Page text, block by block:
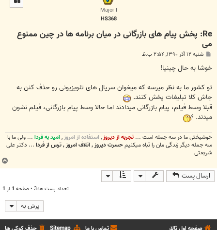
Major I
HS368
Re: پخش پیام های بازرگانی در میان برنامه ها در چین ممنوع
می
ت
شنبه ۱۲ آذر ۱۳۹۰, ۲:۵۴ ب.ظ
خوشا به حال چینیا!
تو کشور ما به نظر میرسه که میخوان سریال های تلویزیونی رو حذف کنن به
جاش کلا تبلیغات پخش کنند.
قبلا وسط فیلم، پیام بازرگانی میدادند اما حالا وسط پیام بازرگانی، فیلم نشون
میدند.
خوشبختی ما در سه جمله است ... تجربه از دیروز, استفاده از امروز,امید به فردا ... ولی ما با
سه جمله دیگر زندگی مان را تباه میکنیمحسرت دیروز , اتلاف امروز , ترس از فردا ... دکتر علی
شریعتی
ارسال پست
تعداد پست ها:3 • صفحه 1 از 1
پرش به